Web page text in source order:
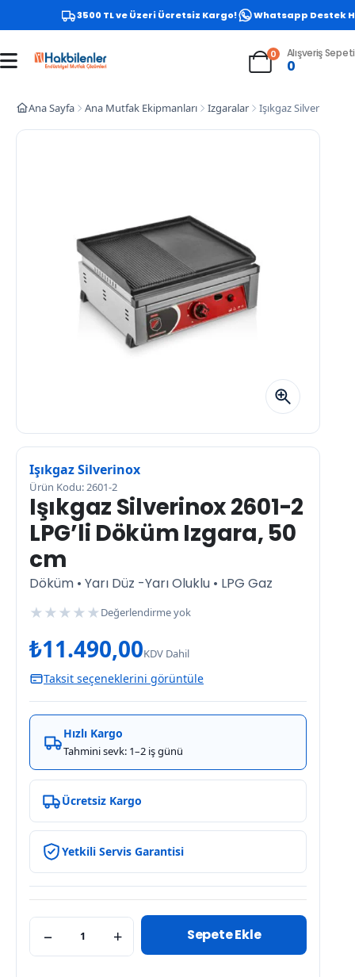
3500 TL ve Üzeri Ücretsiz Kargo! Whatsapp Destek
0 Alışveriş Sepeti
0
Ana Sayfa Ana Mutfak Ekipmanları Izgaralar Işıkgaz Silverinox
Işıkgaz Silverinox
Ürün Kodu: 2601-2
Işıkgaz Silverinox 2601-2
LPG’li Döküm Izgara, 50
cm
Döküm • Yarı Düz -Yarı Oluklu • LPG Gaz
★ ★ ★ ★ ★ Değerlendirme yok
₺11.490,00KDV Dahil
Taksit seçeneklerini görüntüle
Hızlı Kargo
Tahmini sevk: 1–2 iş günü
Ücretsiz Kargo
Yetkili Servis Garantisi
− + Sepete Ekle